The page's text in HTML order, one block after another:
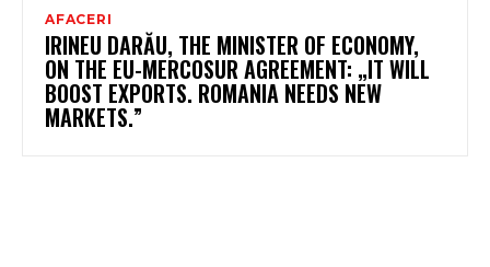
AFACERI
IRINEU DARĂU, THE MINISTER OF ECONOMY,
ON THE EU-MERCOSUR AGREEMENT: „IT WILL
BOOST EXPORTS. ROMANIA NEEDS NEW
MARKETS.”